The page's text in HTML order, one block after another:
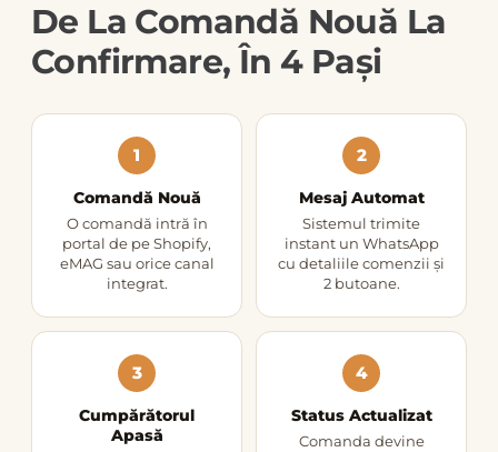
De La Comandă Nouă La
Confirmare, În 4 Pași
1
Comandă Nouă
O comandă intră în
portal de pe Shopify,
eMAG sau orice canal
integrat.
2
Mesaj Automat
Sistemul trimite
instant un WhatsApp
cu detaliile comenzii și
2 butoane.
3
Cumpărătorul
Apasă
4
Status Actualizat
Comanda devine